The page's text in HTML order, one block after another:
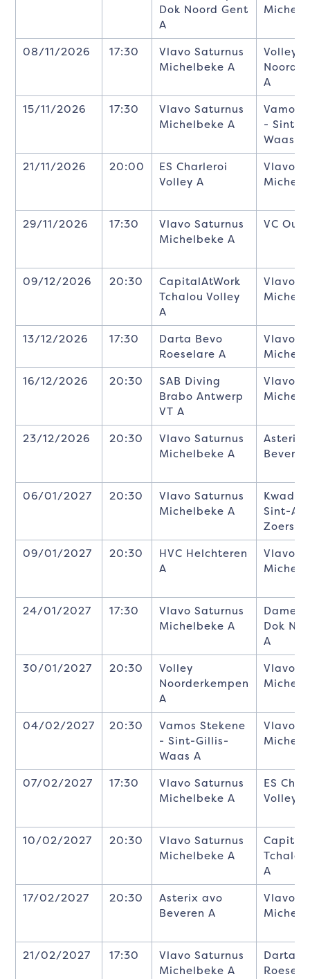
Dok Noord Gent
A
08/11/2026 17:30
Vlavo Saturnus
Michelbeke A
Volley
A
15/11/2026
17:30
Vlavo Saturnus
Michelbeke A
Vamos
- Sint-
Waas A
21/11/2026
20:00
ES Charleroi
Volley A
Vlavo
29/11/2026 17:30
Vlavo Saturnus
Michelbeke A
VC
09/12/2026 20:30
CapitalAtWork
Tchalou Volley
A
Vlavo
13/12/2026 17:30
Darta Bevo
Roeselare A
Vlavo
16/12/2026
20:30
SAB Diving
Brabo Antwerp
VT A
Vlavo
23/12/2026 20:30
Vlavo Saturnus
Michelbeke A
Asterix
06/01/2027 20:30
Vlavo Saturnus
Michelbeke A
Sint-
Zoersel
09/01/2027
20:30
HVC Helchteren
A
Vlavo
24/01/2027 17:30
Vlavo Saturnus
Michelbeke A
Dok
A
30/01/2027
20:30
Volley
Noorderkempen
A
Vlavo
04/02/2027 20:30
Vamos Stekene
- Sint-Gillis-
Waas A
Vlavo
07/02/2027 17:30
Vlavo Saturnus
Michelbeke A
ES
Volley A
10/02/2027 20:30
Vlavo Saturnus
Michelbeke A
A
17/02/2027
20:30
Asterix avo
Beveren A
Vlavo
21/02/2027 17:30
Vlavo Saturnus
Michelbeke A
Darta